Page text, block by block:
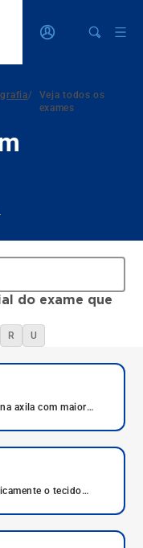
/
Veja todos os
exames
do exame que
R U
axila com maior
o tecido